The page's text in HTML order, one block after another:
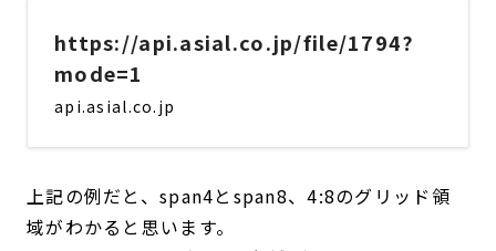
https://api.asial.co.jp/file/1794?
mode=1
api.asial.co.jp
上記の例だと、span4とspan8、4:8のグリッド領
域がわかると思います。